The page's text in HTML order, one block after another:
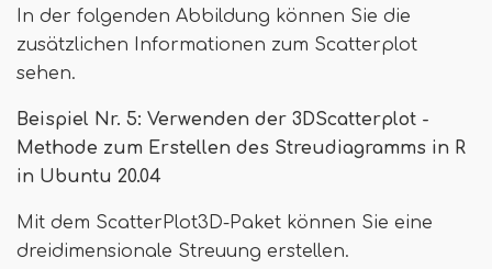
In der folgenden Abbildung können Sie die
zusätzlichen Informationen zum Scatterplot
sehen.
Beispiel Nr. 5: Verwenden der 3DScatterplot -
Methode zum Erstellen des Streudiagramms in R
in Ubuntu 20.04
Mit dem ScatterPlot3D-Paket können Sie eine
dreidimensionale Streuung erstellen.